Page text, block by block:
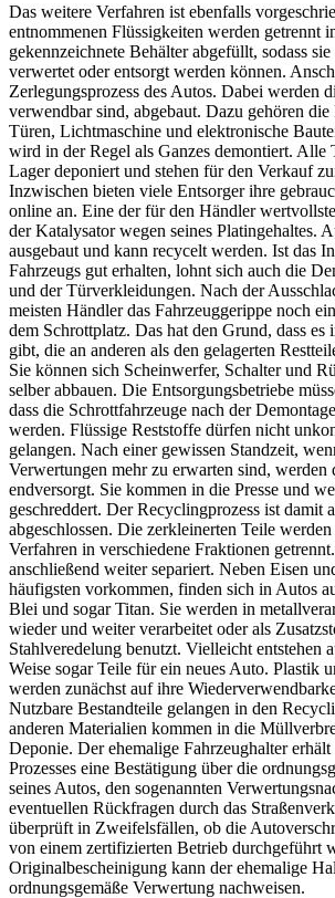
Das weitere Verfahren ist ebenfalls
entnommenen Flüssigkeiten werden getrennt
gekennzeichnete Behälter abgefüllt, sodass
verwertet oder entsorgt werden können.
Zerlegungsprozess des Autos. Dabei werden
verwendbar sind, abgebaut. Dazu gehören die
Türen, Lichtmaschine und elektronische
wird in der Regel als Ganzes demontiert. Alle
Lager deponiert und stehen für den Verkauf
Inzwischen bieten viele Entsorger ihre
online an. Eine der für den Händler
der Katalysator wegen seines Platingehaltes.
ausgebaut und kann recycelt werden. Ist das
Fahrzeugs gut erhalten, lohnt sich auch die
und der Türverkleidungen. Nach der
meisten Händler das Fahrzeuggerippe noch
dem Schrottplatz. Das hat den Grund, dass
gibt, die an anderen als den gelagerten
Sie können sich Scheinwerfer, Schalter und
selber abbauen. Die Entsorgungsbetriebe
dass die Schrottfahrzeuge nach der
werden. Flüssige Reststoffe dürfen nicht
gelangen. Nach einer gewissen Standzeit,
Verwertungen mehr zu erwarten sind, werden
endversorgt. Sie kommen in die Presse und
geschreddert. Der Recyclingprozess ist damit
abgeschlossen. Die zerkleinerten Teile
Verfahren in verschiedene Fraktionen
anschließend weiter separiert. Neben Eisen
häufigsten vorkommen, finden sich in Autos
Blei und sogar Titan. Sie werden in
wieder und weiter verarbeitet oder als
Stahlveredelung benutzt. Vielleicht entstehen
Weise sogar Teile für ein neues Auto. Plastik
werden zunächst auf ihre
Nutzbare Bestandteile gelangen in den
anderen Materialien kommen in die
Deponie. Der ehemalige Fahrzeughalter erhält
Prozesses eine Bestätigung über die
seines Autos, den sogenannten
eventuellen Rückfragen durch das
überprüft in Zweifelsfällen, ob die
von einem zertifizierten Betrieb durchgeführt
Originalbescheinigung kann der ehemalige
ordnungsgemäße Verwertung nachweisen.